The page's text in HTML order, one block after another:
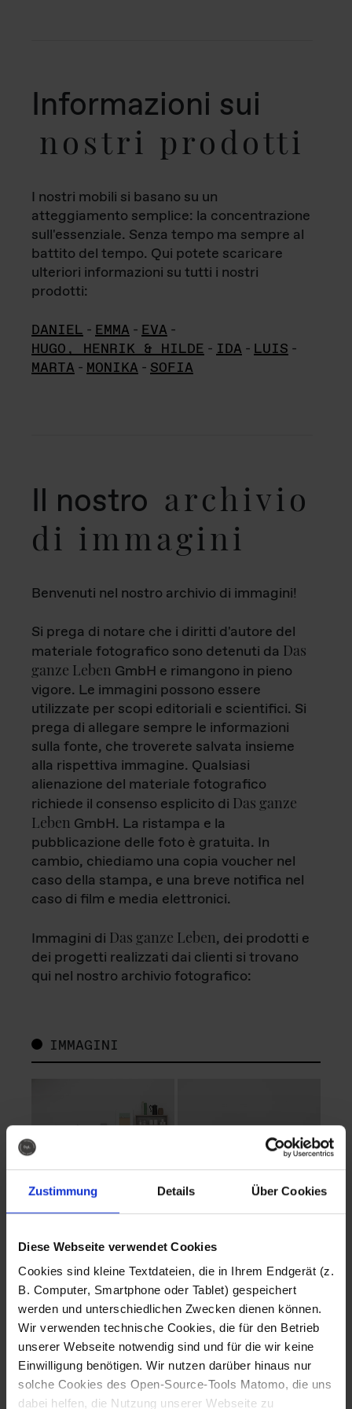
Zustimmung Details Über Cookies
Diese Webseite verwendet Cookies
Cookies sind kleine Textdateien, die in Ihrem Endgerät (z.
B. Computer, Smartphone oder Tablet) gespeichert
werden und unterschiedlichen Zwecken dienen können.
Wir verwenden technische Cookies, die für den Betrieb
unserer Webseite notwendig sind und für die wir keine
Einwilligung benötigen. Wir nutzen darüber hinaus nur
solche Cookies des Open-Source-Tools Matomo, die uns
dabei helfen, die Nutzung unserer Webseite zu
Informazioni sui
nostri prodotti
I nostri mobili si basano su un
atteggiamento semplice: la concentrazione
sull'essenziale. Senza tempo ma sempre al
battito del tempo. Qui potete scaricare
ulteriori informazioni su tutti i nostri
prodotti:
DANIEL - EMMA - EVA -
HUGO, HENRIK & HILDE - IDA - LUIS -
MARTA - MONIKA - SOFIA
Il nostro archivio
di immagini
Benvenuti nel nostro archivio di immagini!
Si prega di notare che i diritti d'autore del
materiale fotografico sono detenuti da Das
ganze Leben GmbH e rimangono in pieno
vigore. Le immagini possono essere
utilizzate per scopi editoriali e scientifici. Si
prega di allegare sempre le informazioni
sulla fonte, che troverete salvata insieme
alla rispettiva immagine. Qualsiasi
alienazione del materiale fotografico
richiede il consenso esplicito di Das ganze
Leben GmbH. La ristampa e la
pubblicazione delle foto è gratuita. In
cambio, chiediamo una copia voucher nel
caso della stampa, e una breve notifica nel
caso di film e media elettronici.
Immagini di Das ganze Leben, dei prodotti e
dei progetti realizzati dai clienti si trovano
qui nel nostro archivio fotografico:
IMMAGINI
Fotografo: Lorenz
Sternbach
Download
Fotografo: Lorenz
Sternbach
Download